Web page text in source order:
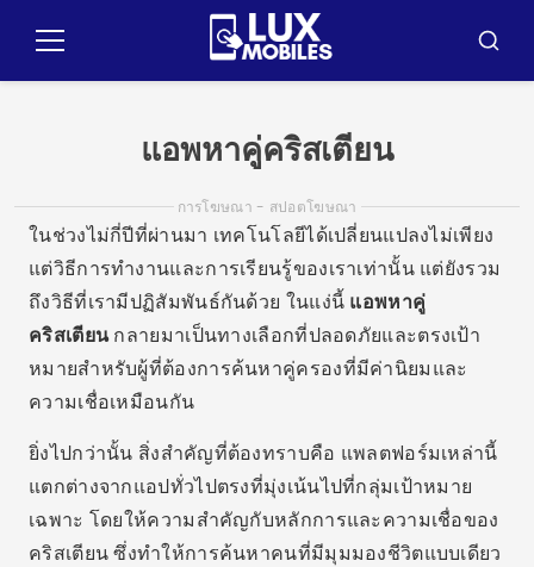
เมนู
บัส
แอพหาคู่คริสเตียน
การโฆษณา - สปอตโฆษณา
ในช่วงไม่กี่ปีที่ผ่านมา เทคโนโลยีได้เปลี่ยนแปลงไม่เพียง
แต่วิธีการทำงานและการเรียนรู้ของเราเท่านั้น แต่ยังรวม
ถึงวิธีที่เรามีปฏิสัมพันธ์กันด้วย ในแง่นี้ แอพหาคู่
คริสเตียนกลายมาเป็นทางเลือกที่ปลอดภัยและตรงเป้า
หมายสำหรับผู้ที่ต้องการค้นหาคู่ครองที่มีค่านิยมและ
ความเชื่อเหมือนกัน
ยิ่งไปกว่านั้น สิ่งสำคัญที่ต้องทราบคือ แพลตฟอร์มเหล่านี้
แตกต่างจากแอปทั่วไปตรงที่มุ่งเน้นไปที่กลุ่มเป้าหมาย
เฉพาะ โดยให้ความสำคัญกับหลักการและความเชื่อของ
คริสเตียน ซึ่งทำให้การค้นหาคนที่มีมุมมองชีวิตแบบเดียว